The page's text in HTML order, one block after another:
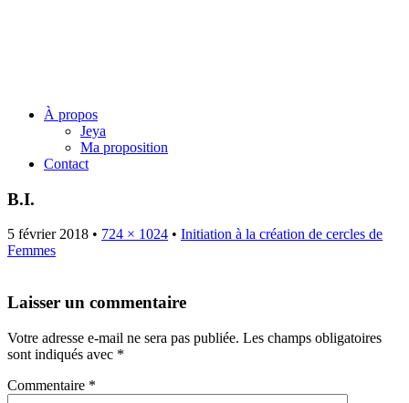
Menu
Skip
À propos
Jeya
Ma proposition
Contact
B.I.
5 février 2018 • 724 × 1024 • Initiation à la création de cercles de
Femmes
Laisser un commentaire
Votre adresse e-mail ne sera pas publiée. Les champs obligatoires
sont indiqués avec *
Commentaire *